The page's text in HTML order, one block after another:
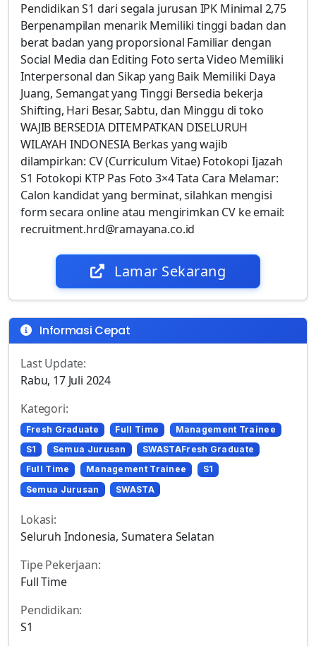
Pendidikan S1 dari segala jurusan IPK Minimal 2,75
Berpenampilan menarik Memiliki tinggi badan dan
berat badan yang proporsional Familiar dengan
Social Media dan Editing Foto serta Video Memiliki
Interpersonal dan Sikap yang Baik Memiliki Daya
Juang, Semangat yang Tinggi Bersedia bekerja
Shifting, Hari Besar, Sabtu, dan Minggu di toko
WAJIB BERSEDIA DITEMPATKAN DISELURUH
WILAYAH INDONESIA Berkas yang wajib
dilampirkan: CV (Curriculum Vitae) Fotokopi Ijazah
S1 Fotokopi KTP Pas Foto 3×4 Tata Cara Melamar:
Calon kandidat yang berminat, silahkan mengisi
form secara online atau mengirimkan CV ke email:
recruitment.hrd@ramayana.co.id
Lamar Sekarang
Informasi Cepat
Last Update:
Rabu, 17 Juli 2024
Kategori:
Fresh Graduate Full Time
Management Trainee
S1
Semua Jurusan
SWASTAFresh Graduate
Full Time
Management Trainee
S1
Semua Jurusan
SWASTA
Lokasi:
Seluruh Indonesia, Sumatera Selatan
Tipe Pekerjaan:
Full Time
Pendidikan:
S1